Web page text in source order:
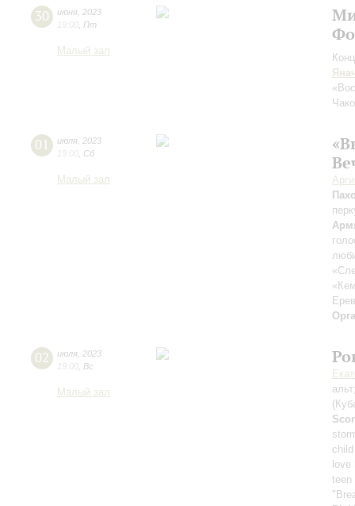
30 июня 2023
19:00 Пт
Малый зал
01 июля 2023
19:00 Сб
Малый зал
02 июля 2023
19:00 Вс
Малый зал